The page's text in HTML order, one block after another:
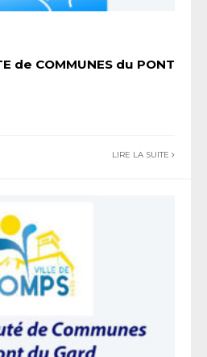
de COMMUNES du PONT
LIRE LA SUITE